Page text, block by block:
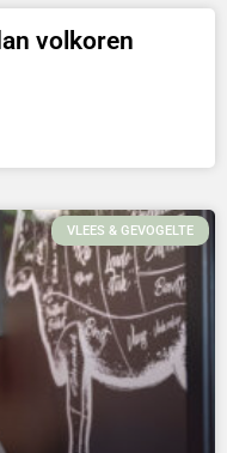
volkoren
VLEES & GEVOGELTE